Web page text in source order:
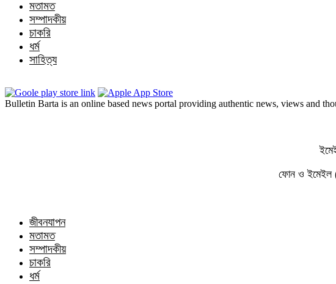
মতামত
সম্পাদকীয়
চাকরি
ধর্ম
সাহিত্য
Bulletin Barta is an online based news portal providing authentic news, views and
ফোন ও ইমেইল
জীবনযাপন
মতামত
সম্পাদকীয়
চাকরি
ধর্ম